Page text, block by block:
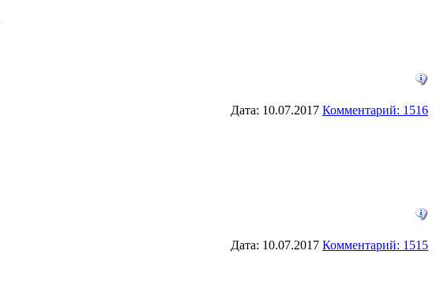
Дата: 10.07.2017 Комментарий: 1516
Дата: 10.07.2017 Комментарий: 1515